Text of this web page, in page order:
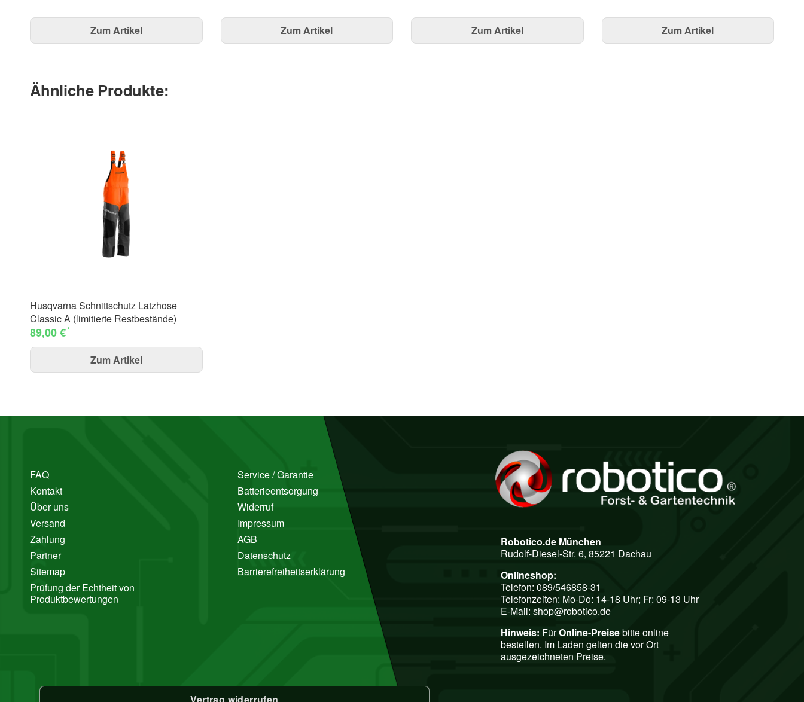
Zum Artikel Zum Artikel Zum Artikel Zum Artikel
Ähnliche Produkte:
Husqvarna Schnittschutz Latzhose
Classic A (limitierte Restbestände)
89,00 €*
Zum Artikel
FAQ
Kontakt
Über uns
Versand
Zahlung
Partner
Sitemap
Prüfung der Echtheit von
Produktbewertungen
Service / Garantie
Batterieentsorgung
Widerruf
Impressum
AGB
Datenschutz
Barrierefreiheitserklärung
Robotico.de München
Rudolf-Diesel-Str. 6, 85221 Dachau
Onlineshop:
Telefon: 089/546858-31
Telefonzeiten: Mo-Do: 14-18 Uhr; Fr: 09-13 Uhr
E-Mail:shop@robotico.de
Hinweis: FürOnline-Preisebitte online
bestellen. Im Laden gelten die vor Ort
ausgezeichneten Preise.